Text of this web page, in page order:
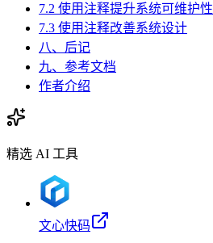
7.2 使用注释提升系统可维护性
7.3 使用注释改善系统设计
八、后记
九、参考文档
作者介绍
精选 AI 工具
文心快码